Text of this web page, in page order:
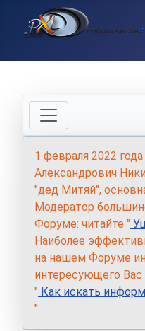
1 февраля 2022
Александрович
"дед Митяй",
Модератор
Форуме: читайте "
Наиболее
на нашем Форуме
интересующего Вас
" Как искать
"